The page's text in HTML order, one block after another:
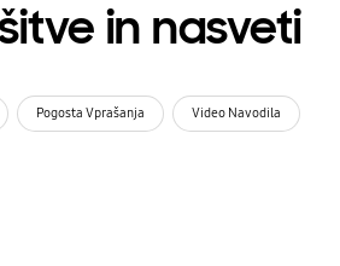
in nasveti
Pogosta Vprašanja Video Navodila